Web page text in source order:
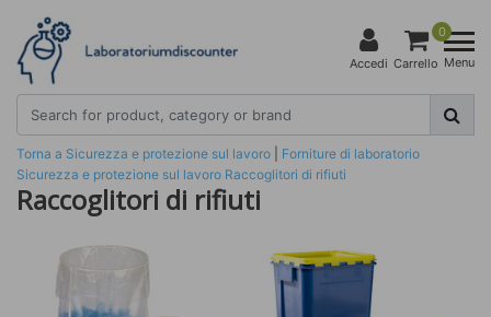
Accedi
0
Carrello Menu
Torna a Sicurezza e protezione sul lavoro
Forniture di laboratorio
Sicurezza e protezione sul lavoro Raccoglitori di rifiuti
Raccoglitori di rifiuti